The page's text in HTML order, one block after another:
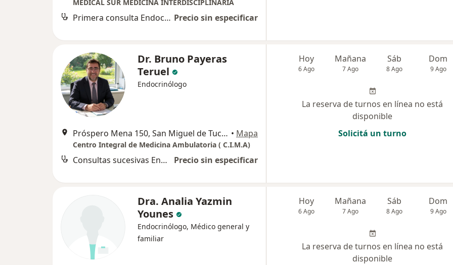
MEDICAL SUR MEDICINA INTERDISCIPLINARIA
Primera consulta Endocrinología Precio sin especificar
Dr. Bruno Payeras
Teruel
Endocrinólogo
Próspero Mena 150, San Miguel de Tucumán • Mapa
Centro Integral de Medicina Ambulatoria ( C.I.M.A)
Consultas sucesivas Endocrinología Precio sin especificar
Hoy
6 Ago
Mañana
7 Ago
Sáb
8 Ago
Dom
9 Ago
La reserva de turnos en línea no está
disponible
Solicitá un turno
Dra. Analia Yazmin
Younes
Endocrinólogo, Médico general y
familiar
Hoy
6 Ago
Mañana
7 Ago
Sáb
8 Ago
Dom
9 Ago
La reserva de turnos en línea no está
disponible